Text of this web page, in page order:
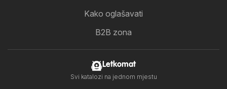
Kako oglašavati
B2B zona
Letkomat
Svi katalozi na jednom mjestu